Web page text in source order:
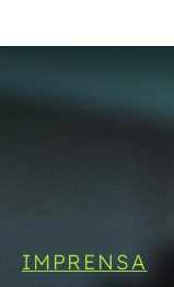
IMPRENSA